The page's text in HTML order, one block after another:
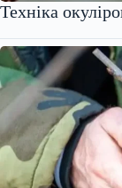
Техніка